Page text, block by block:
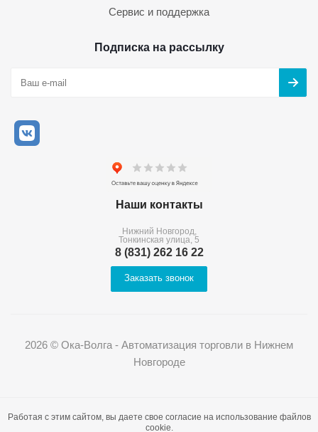
Сервис и поддержка
Подписка на рассылку
Наши контакты
Нижний Новгород,
Тонкинская улица, 5
8 (831) 262 16 22
Заказать звонок
2026 © Ока-Волга - Автоматизация торговли в Нижнем
Новгороде
Работая с этим сайтом, вы даете свое согласие на использование файлов
cookie.